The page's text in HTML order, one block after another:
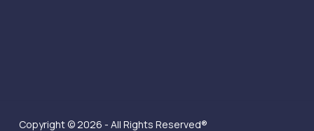
Copyright © 2026 - All Rights Reserved®